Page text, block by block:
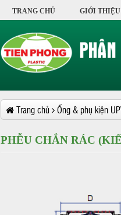
TRANG CHỦ GIỚI THIỆU
Trang chủ Ống & phụ kiện
PHỄU CHẮN RÁC